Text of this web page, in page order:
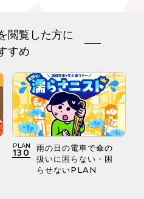
閲覧した方に
すめ
PLAN
130
雨の日の電車で傘の
扱いに困らない・困
らせないPLAN